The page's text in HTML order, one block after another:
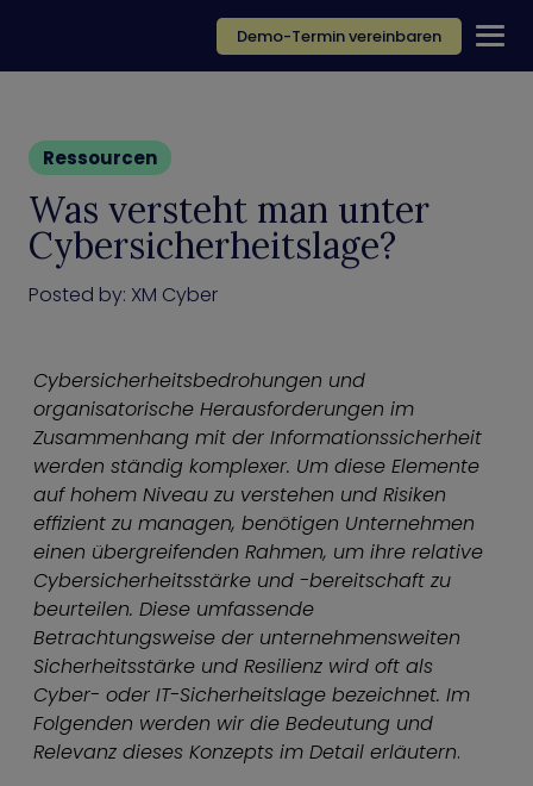
Demo-Termin vereinbaren
Ressourcen
Was versteht man unter
Cybersicherheitslage?
Posted by: XM Cyber
Cybersicherheitsbedrohungen und
organisatorische Herausforderungen im
Zusammenhang mit der Informationssicherheit
werden ständig komplexer. Um diese Elemente
auf hohem Niveau zu verstehen und Risiken
effizient zu managen, benötigen Unternehmen
einen übergreifenden Rahmen, um ihre relative
Cybersicherheitsstärke und -bereitschaft zu
beurteilen. Diese umfassende
Betrachtungsweise der unternehmensweiten
Sicherheitsstärke und Resilienz wird oft als
Cyber- oder IT-Sicherheitslage bezeichnet. Im
Folgenden werden wir die Bedeutung und
Relevanz dieses Konzepts im Detail erläutern.